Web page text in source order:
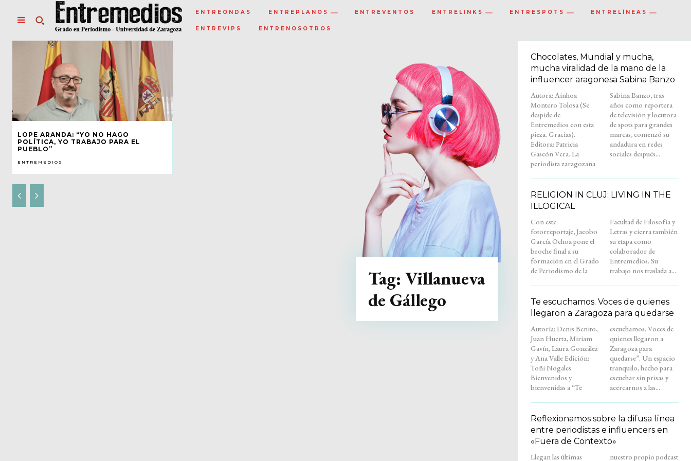
ENTREONDAS ENTREPLANOS ENTREVENTOS ENTRELINKS ENTRESPOTS ENTRELÍNEAS
ENTREVIPS ENTRENOSOTROS
LOPE ARANDA: “YO NO HAGO
POLÍTICA, YO TRABAJO PARA EL
PUEBLO”
ENTREMEDIOS
Tag: Villanueva
de Gállego
Chocolates, Mundial y mucha,
mucha viralidad de la mano de la
influencer aragonesa Sabina Banzo
Autora: Ainhoa
Montero Tolosa (Se
despide de
Entremedios con esta
pieza. Gracias).
Editora: Patricia
Gascón Vera. La
periodista zaragozana
Sabina Banzo, tras
años como reportera
de televisión y locutora
de spots para grandes
marcas, comenzó su
andadura en redes
sociales después...
RELIGION IN CLUJ: LIVING IN THE
ILLOGICAL
Con este
fotorreportaje, Jacobo
García Ochoa pone el
broche final a su
formación en el Grado
de Periodismo de la
Facultad de Filosofía y
Letras y cierra también
su etapa como
colaborador de
Entremedios. Su
trabajo nos traslada a...
Te escuchamos. Voces de quienes
llegaron a Zaragoza para quedarse
Autoría: Denis Benito,
Juan Huerta, Miriam
Gavín, Laura González
y Ana Valle Edición:
Toñi Nogales
Bienvenidos y
bienvenidas a “Te
escuchamos. Voces de
quienes llegaron a
Zaragoza para
quedarse”. Un espacio
tranquilo, hecho para
escuchar sin prisas y
acercarnos a las...
Reflexionamos sobre la difusa línea
entre periodistas e influencers en
«Fuera de Contexto»
Llegan las últimas
nuestro propio podcast